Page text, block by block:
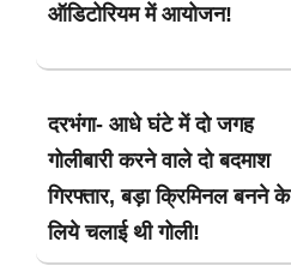
ऑडिटोरियम में आयोजन!
दरभंगा- आधे घंटे में दो जगह
गोलीबारी करने वाले दो बदमाश
गिरफ्तार, बड़ा क्रिमिनल बनने के
लिये चलाई थी गोली!